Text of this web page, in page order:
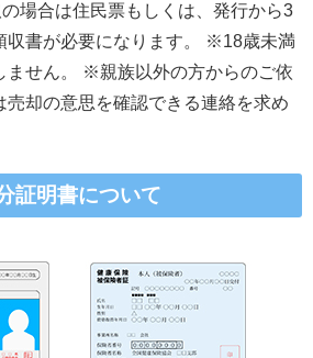
場合は住民票もしくは、発行から3
収書が必要になります。 ※18歳未満
ません。 ※親族以外の方からのご依
売却の意思を確認できる連絡を求め
証明書について